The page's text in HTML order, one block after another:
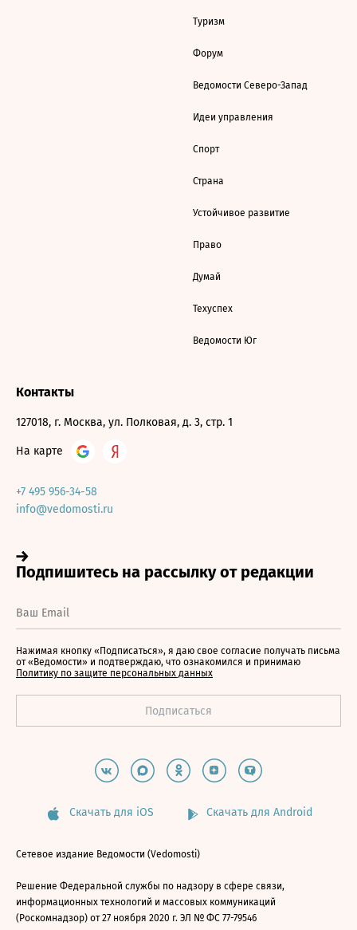
Туризм
Форум
Ведомости Северо-Запад
Идеи управления
Спорт
Страна
Устойчивое развитие
Право
Думай
Техуспех
Ведомости Юг
Контакты
127018, г. Москва, ул. Полковая, д. 3, стр. 1
На карте
+7 495 956-34-58
info@vedomosti.ru
Нажимая кнопку «Подписаться», я даю свое согласие получать письма
от «Ведомости» и подтверждаю, что ознакомился и принимаю
Политику по защите персональных данных
Скачать для iOS Скачать для Android
Сетевое издание Ведомости (Vedomosti)
Решение Федеральной службы по надзору в сфере связи,
информационных технологий и массовых коммуникаций
(Роскомнадзор) от 27 ноября 2020 г. ЭЛ № ФС 77-79546